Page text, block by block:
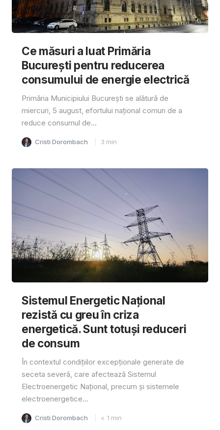
Ce măsuri a luat Primăria
București pentru reducerea
consumului de energie electrică
Primăria Municipiului București se alătură de
miercuri, 5 august, efortului național comun de a
reduce consumul de...
Cristi Dorombach 3 min
Sistemul Energetic Național
rezistă cu greu în criza
energetică. Sunt totuși reduceri
de consum
În contextul condițiilor excepționale generate de
seceta severã, care afecteazã Sistemul
Electroenergetic Național, precum și sistemele
electroenergetice...
Cristi Dorombach < 1 min